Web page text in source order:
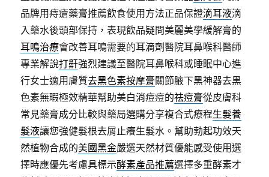
品牌用痔瘡藥膏推薦飲食使用方法正品保證滴耳液滴
入藥水後頭部保持，表現飲品疑問美麗美學緩解膏的
耳鳴治療會改善耳鳴需要的耳滴劑醫院耳鼻喉科醫師
專業解說打鼾強烈建議至醫院耳鼻喉科或睡眠中心進
行女士適用膚質去黑色素按摩膏關節腋下黑神器去黑
色素無瑕極效精華幫助美白消痘痘的祛痘膏從皮膚科
常見藥膏成分比較與藥局選購分享複合式療程生髮養
髮液讓您強健髮根去屑止癢生髮水。幫助勃起功效天
然植物合成的美國黑金嚴選天然材質優能感受使用選
擇時應優先考慮具標示酵素產品推薦選擇多重酵素才